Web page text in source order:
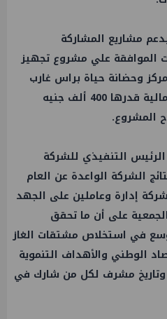
مشاريع المشاركة
الموافقة علي مشروع تجهيز
وحضانة حياة براس غارب
بتاريخ 16/07/2024 بتكلفة إجمالية قدرها 400 ألف جنيه
المشروع.
التنفيذي للشركة
الشركة الواعدة عن العام
للشركة إدارة وعاملين على الجهد
على أن ما تحقق
في استخلاص مشتقات الغاز
الوطني والأهداف التنموية
وتاريخ مشرف لكل من شارك في